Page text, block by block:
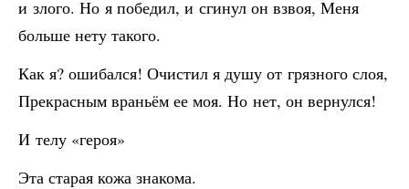
и злого. Но я победил, и сгинул он взвоя, Меня
больше нету такого.
Как я? ошибался! Очистил я душу от грязного слоя,
Прекрасным враньём ее моя. Но нет, он вернулся!
И телу «героя»
Эта старая кожа знакома.